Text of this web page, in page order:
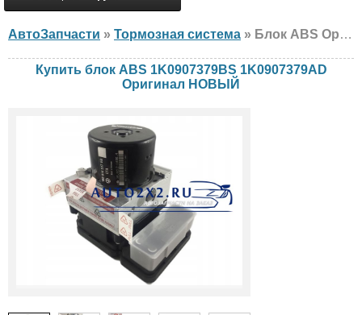
АвтоЗапчасти » Тормозная система » Блок ABS Оригинал 1K0907379BS 1K0907379AD Audi, Volkswagen, Skoda, Seat, НОВЫЙ
Купить блок ABS 1K0907379BS 1K0907379AD
Оригинал НОВЫЙ